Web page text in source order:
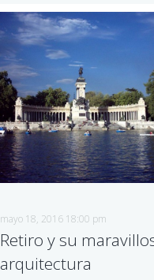
mayo 18, 2016 18:00 pm
Retiro y su
arquitectura